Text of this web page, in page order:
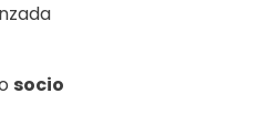
socio